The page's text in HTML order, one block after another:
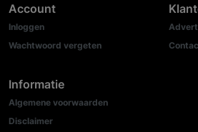
Account
Inloggen
Wachtwoord vergeten
Informatie
Algemene voorwaarden
Disclaimer